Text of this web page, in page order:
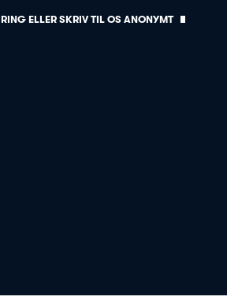
RING ELLER SKRIV TIL OS ANONYMT